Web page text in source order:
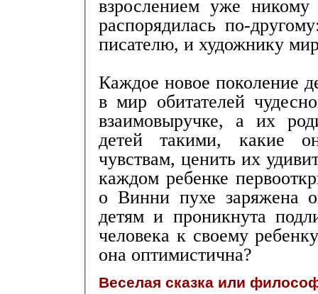
взрослением уже
распорядилась по-
писателю, и художнику
Каждое новое поколение
в мир обитателей
взаимовыручке, а их
детей такими, какие
чувствам, ценить их
каждом ребенке
о Винни пухе заряжена
детям и проникнута
человека к своему
она оптимистична?
Веселая сказка или